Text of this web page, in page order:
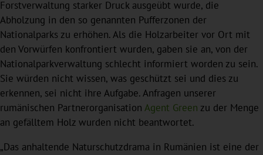
Forstverwaltung starker Druck ausgeübt wurde, die
Abholzung in den so genannten Pufferzonen der
Nationalparks zu erhöhen. Als die Holzarbeiter vor Ort mit
den Vorwürfen konfrontiert wurden, gaben sie an, von der
Nationalparkverwaltung schlecht informiert worden zu sein.
Sie würden nicht wissen, was geschützt sei und dies zu
erkennen, sei nicht ihre Aufgabe. Anfragen unserer
rumänischen Partnerorganisation Agent Green zu der Menge
an gefälltem Holz wurden nicht beantwortet.
„Das anhaltende Naturschutzdrama in Rumänien ist eine der